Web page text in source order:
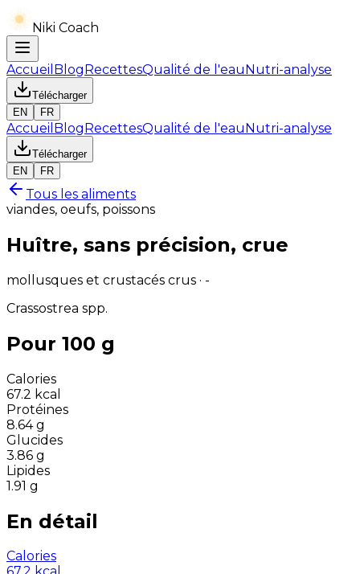
Niki Coach
Accueil BlogRecettesQualité de l'eauNutri-analyse
Télécharger
EN
FR
Accueil BlogRecettesQualité de l'eauNutri-analyse
Télécharger
EN
FR
Tous les aliments
viandes, oeufs, poissons
Huître, sans précision, crue
mollusques et crustacés crus · -
Crassostrea spp.
Pour 100 g
Calories
67.2 kcal
Protéines
8.64 g
Glucides
3.86 g
Lipides
1.91 g
En détail
Calories